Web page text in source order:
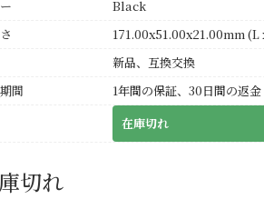
Black
171.00x51.00x21.00mm (L
新品、互換交換
間
1年間の保証、30日間の返金
在庫切れ
切れ